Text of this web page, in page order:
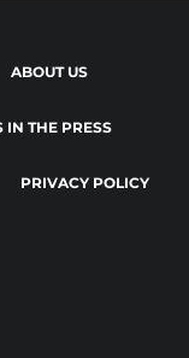
ABOUT US
IN THE PRESS
PRIVACY POLICY